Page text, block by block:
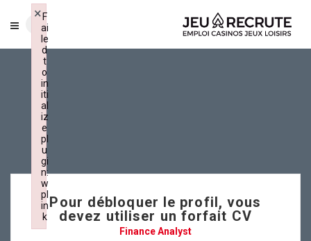
Pour débloquer le profil, vous
devez utiliser un forfait CV
Finance Analyst
F
ai
le
d
t
o
in
iti
al
iz
e
pl
u
gi
n:
w
pl
in
k
×
Failed to initialize plugin: wplink